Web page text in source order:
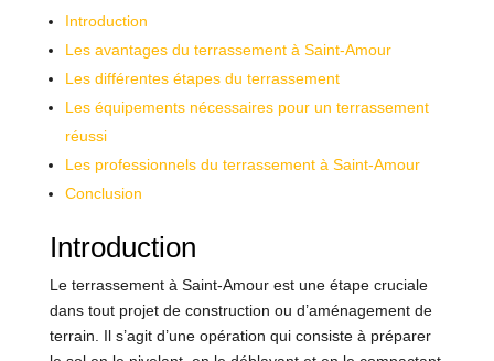
Introduction
Les avantages du terrassement à Saint-Amour
Les différentes étapes du terrassement
Les équipements nécessaires pour un terrassement
réussi
Les professionnels du terrassement à Saint-Amour
Conclusion
Introduction
Le terrassement à Saint-Amour est une étape cruciale
dans tout projet de construction ou d’aménagement de
terrain. Il s’agit d’une opération qui consiste à préparer